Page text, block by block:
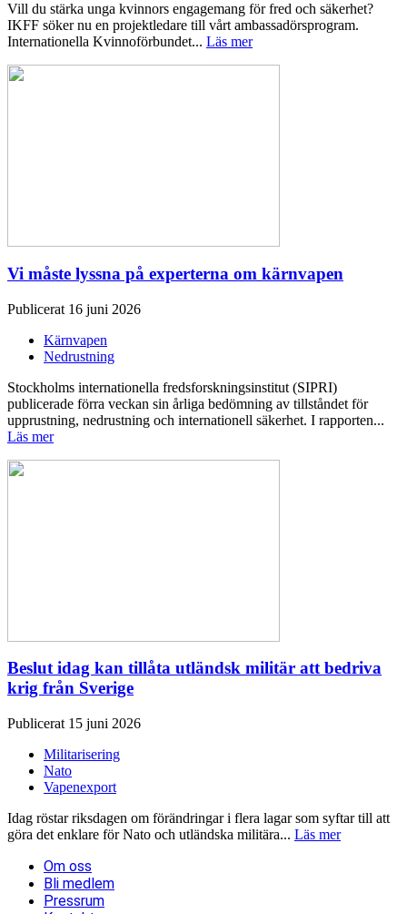
Vill du stärka unga kvinnors engagemang för fred och säkerhet?
IKFF söker nu en projektledare till vårt ambassadörsprogram.
Internationella Kvinnoförbundet... Läs mer
Vi måste lyssna på experterna om kärnvapen
Publicerat 16 juni 2026
Kärnvapen
Nedrustning
Stockholms internationella fredsforskningsinstitut (SIPRI)
publicerade förra veckan sin årliga bedömning av tillståndet för
upprustning, nedrustning och internationell säkerhet. I rapporten...
Läs mer
Beslut idag kan tillåta utländsk militär att bedriva
krig från Sverige
Publicerat 15 juni 2026
Militarisering
Nato
Vapenexport
Idag röstar riksdagen om förändringar i flera lagar som syftar till att
göra det enklare för Nato och utländska militära... Läs mer
Om oss
Bli medlem
Pressrum